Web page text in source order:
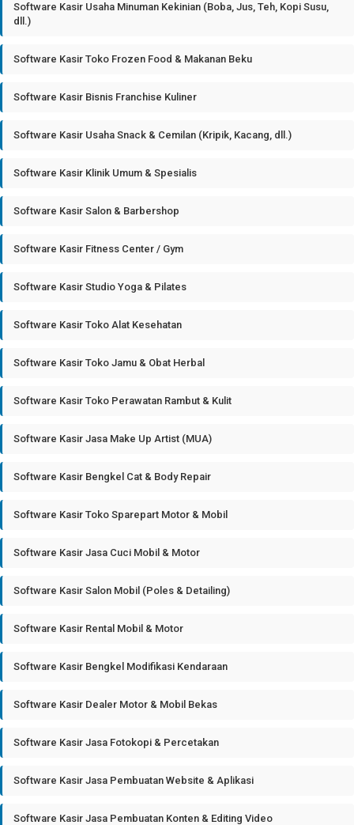
Software Kasir Usaha Minuman Kekinian (Boba, Jus, Teh, Kopi Susu,
dll.)
Software Kasir Toko Frozen Food & Makanan Beku
Software Kasir Bisnis Franchise Kuliner
Software Kasir Usaha Snack & Cemilan (Kripik, Kacang, dll.)
Software Kasir Klinik Umum & Spesialis
Software Kasir Salon & Barbershop
Software Kasir Fitness Center / Gym
Software Kasir Studio Yoga & Pilates
Software Kasir Toko Alat Kesehatan
Software Kasir Toko Jamu & Obat Herbal
Software Kasir Toko Perawatan Rambut & Kulit
Software Kasir Jasa Make Up Artist (MUA)
Software Kasir Bengkel Cat & Body Repair
Software Kasir Toko Sparepart Motor & Mobil
Software Kasir Jasa Cuci Mobil & Motor
Software Kasir Salon Mobil (Poles & Detailing)
Software Kasir Rental Mobil & Motor
Software Kasir Bengkel Modifikasi Kendaraan
Software Kasir Dealer Motor & Mobil Bekas
Software Kasir Jasa Fotokopi & Percetakan
Software Kasir Jasa Pembuatan Website & Aplikasi
Software Kasir Jasa Pembuatan Konten & Editing Video